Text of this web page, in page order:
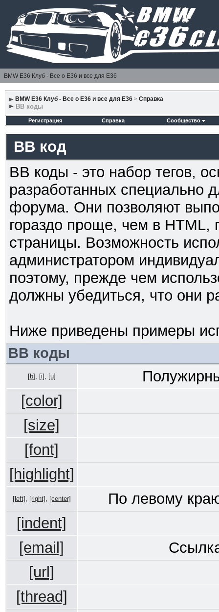
BMW E36 Клуб - Все о Е36 и все для Е36
BMW E36 Клуб - Все о Е36 и все для Е36 > Справка
BB коды
Регистрация Справка Сообщество
BB код
BB коды - это набор тегов,
разработанных специально
форума. Они позволяют
гораздо проще, чем в HTML,
страницы. Возможность
администратором
поэтому, прежде чем
должны убедиться, что они
Ниже приведены примеры
BB коды
[b] , [i] , [u]
[color]
[size]
[font]
[highlight]
[left] , [right] , [center]
По левому
[indent]
[email]
[url]
[thread]